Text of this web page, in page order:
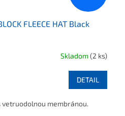
FLEECE HAT Black
Skladom(2 ks)
DETAIL
vetruodolnou membránou.